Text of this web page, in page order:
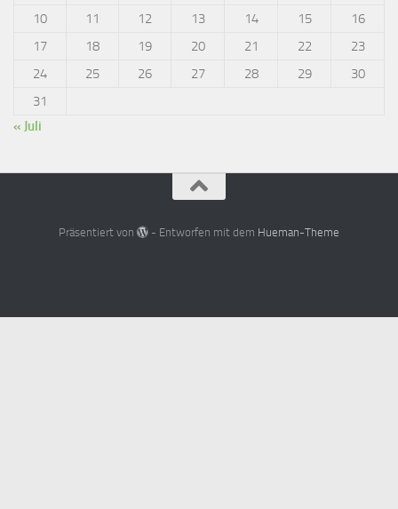
10
11 12 13 14 15
16
17
18 19 20 21 22
23
24
25 26 27 28 29
30
31
« Juli
Präsentiert von - Entworfen mit dem Hueman-Theme